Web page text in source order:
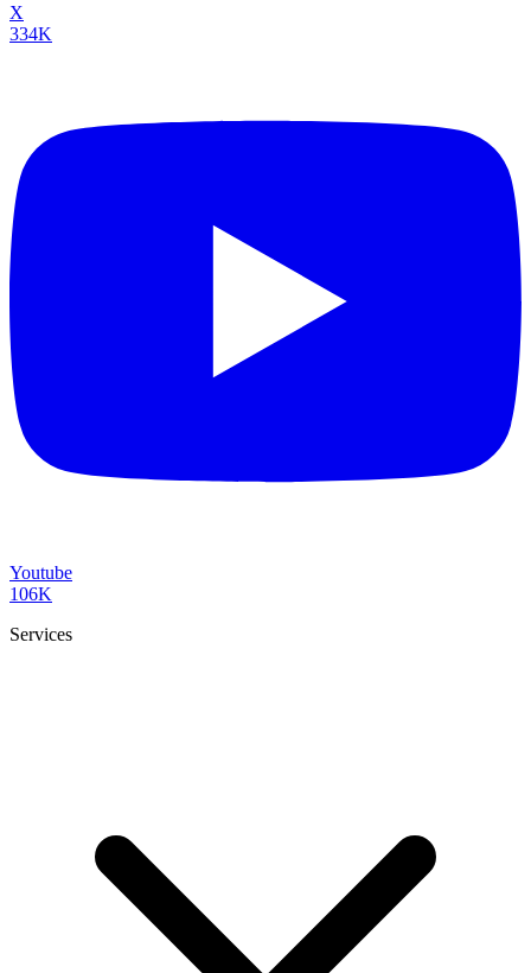
X
334K
Youtube
106K
Services